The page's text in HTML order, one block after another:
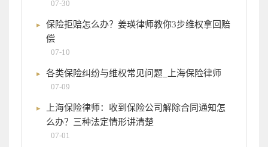
07-30
保险拒赔怎么办？姜瑛律师教你3步维权拿回赔
偿
07-10
各类保险纠纷与维权常见问题_上海保险律师
07-09
上海保险律师：收到保险公司解除合同通知怎
么办？三种法定情形讲清楚
07-01